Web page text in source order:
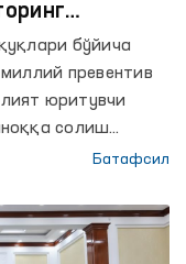
бўйича
превентив
юритувчи
солиш
эркинлиги
қатор ёпиқ
Батафсил